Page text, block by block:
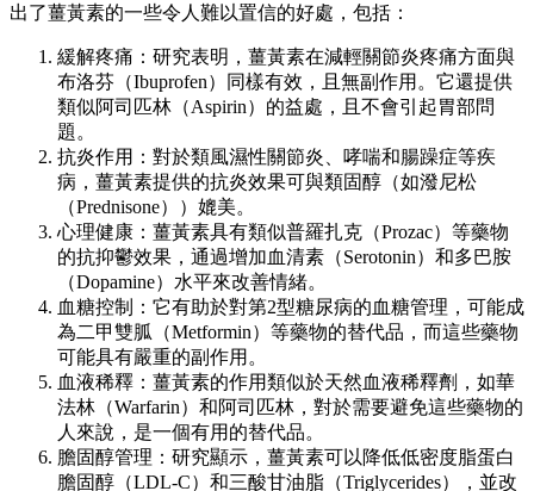
出了薑黃素的一些令人難以置信的好處，包括：
緩解疼痛：研究表明，薑黃素在減輕關節炎疼痛方面與
布洛芬（Ibuprofen）同樣有效，且無副作用。它還提供
類似阿司匹林（Aspirin）的益處，且不會引起胃部問
題。
抗炎作用：對於類風濕性關節炎、哮喘和腸躁症等疾
病，薑黃素提供的抗炎效果可與類固醇（如潑尼松
（Prednisone））媲美。
心理健康：薑黃素具有類似普羅扎克（Prozac）等藥物
的抗抑鬱效果，通過增加血清素（Serotonin）和多巴胺
（Dopamine）水平來改善情緒。
血糖控制：它有助於對第2型糖尿病的血糖管理，可能成
為二甲雙胍（Metformin）等藥物的替代品，而這些藥物
可能具有嚴重的副作用。
血液稀釋：薑黃素的作用類似於天然血液稀釋劑，如華
法林（Warfarin）和阿司匹林，對於需要避免這些藥物的
人來說，是一個有用的替代品。
膽固醇管理：研究顯示，薑黃素可以降低低密度脂蛋白
膽固醇（LDL-C）和三酸甘油脂（Triglycerides），並改